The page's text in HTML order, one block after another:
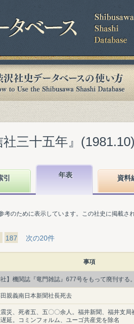
三十五年』(1981.10)
引 年表 資料
考のために表示しています。この社史に掲載さ
187 次の20件
事項
社】機関誌『竜門雑誌』677号をもって廃刊する。
親義南日本新聞社長死去
災、死者五、五〇〇余人。福井新聞、福井支局
延。コミンフォルム、ユーゴ共産党を除名